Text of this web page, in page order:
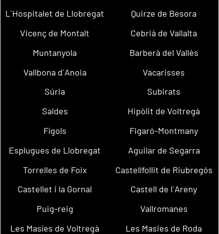
L´Hospitalet de Llobregat
Quirze de Besora
Vicenç de Montalt
Cebrià de Vallalta
Muntanyola
Barberà del Vallès
Vallbona d´Anoia
Vacarisses
Súria
Subirats
Saldes
Hipòlit de Voltregà
Fígols
Figaró-Montmany
Esplugues de Llobregat
Aguilar de Segarra
Torrelles de Foix
Castellfollit de Riubregós
Castellet i la Gornal
Castell de l´Areny
Puig-reig
Vallromanes
Les Masíes de Voltregà
Les Masies de Roda